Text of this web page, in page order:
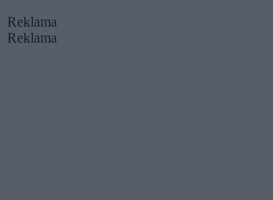
Reklama
Reklama